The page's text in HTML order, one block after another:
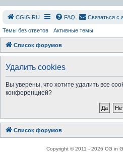
СGIG.RU FAQ Связаться с
Темы без ответов Активные темы
Список форумов
Удалить cookies
Вы уверены, что хотите удалить все
конференцией?
Список форумов
Copyright © 2011 - 2026 CG in